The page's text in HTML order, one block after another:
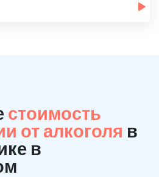
стоимость
от алкоголя в
в